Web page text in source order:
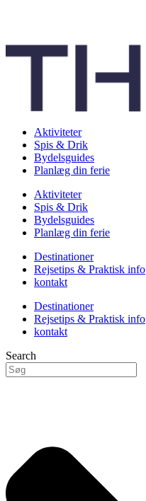
Aktiviteter
Spis & Drik
Bydelsguides
Planlæg din ferie
Aktiviteter
Spis & Drik
Bydelsguides
Planlæg din ferie
Destinationer
Rejsetips & Praktisk info
kontakt
Destinationer
Rejsetips & Praktisk info
kontakt
Search